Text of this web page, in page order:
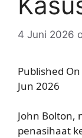
4 Juni 2026
Published
Jun 2026
John Bolton,
penasihaat